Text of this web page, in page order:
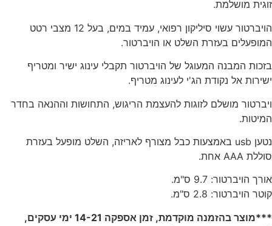
זוגית מושלמת.
הויברטור עשוי סיליקון רפואי, עמיד במים, בעל 12 מצבי רטט
המופעלים בעזרת השלט או הויברטור.
בזכות המבנה המעוגל של הויברטור תקבלי עינוג ישיר ומטריף
ישירות אל נקודת הג'י לעינוג מטריף.
ויברטור מושלם לזוגות להעצמת הריגוש, התחושות וההנאה בחדר
המיטות.
נטען usb באמצעות כבל מצורף לאריזה, השלט מופעל בעזרת
סוללת AAA אחת.
אורך הויברטור: 9.7 ס"מ.
קוטר הויברטור: 2.8 ס"מ.
***מוצר בהזמנה מוקדמת, זמן אספקה 14-21 ימי עסקים,